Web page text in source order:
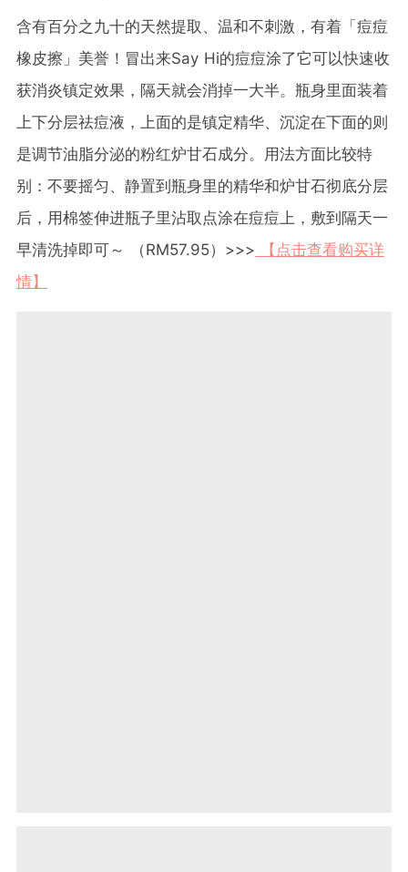
含有百分之九十的天然提取、温和不刺激，有着「痘痘
橡皮擦」美誉！冒出来Say Hi的痘痘涂了它可以快速收
获消炎镇定效果，隔天就会消掉一大半。瓶身里面装着
上下分层祛痘液，上面的是镇定精华、沉淀在下面的则
是调节油脂分泌的粉红炉甘石成分。用法方面比较特
别：不要摇匀、静置到瓶身里的精华和炉甘石彻底分层
后，用棉签伸进瓶子里沾取点涂在痘痘上，敷到隔天一
早清洗掉即可～ （RM57.95）>>> 【点击查看购买详
情】